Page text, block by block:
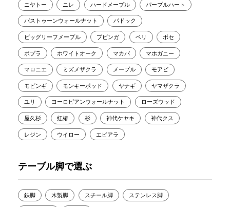
ニヤトー ニレ ハードメープル パープルハート
バストゥーンウォールナット パドック
ビッグリーフメープル ブビンガ ベリ ボセ
ポプラ ホワイトオーク マカバ マホガニー
マロニエ ミズメザクラ メープル モアビ
モビンギ モンキーポッド ヤナギ ヤマザクラ
ユリ ヨーロピアンウォールナット ローズウッド
屋久杉 紅椿 杉 神代ケヤキ 神代クス
レジン ウイロー エビアラ
テーブル脚で選ぶ
鉄脚 木製脚 スチール脚 ステンレス脚